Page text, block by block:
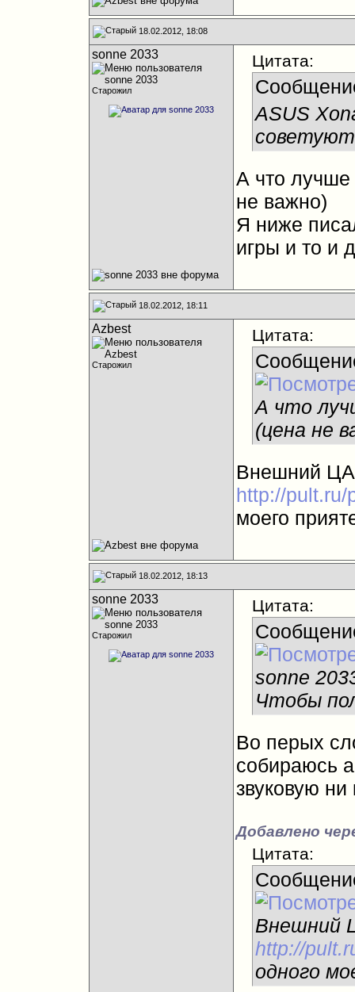
18.02.2012, 18:08
sonne 2033
Старожил
Цитата:
ASUS
советуют
А что лучше
не важно)
Я ниже
игры и то и
18.02.2012, 18:11
Azbest
Старожил
Цитата:
А что
(цена не
Внешний
http://pult.ru/
моего
18.02.2012, 18:13
sonne 2033
Старожил
Цитата:
sonne
Чтобы
Во перых
собираюсь
звуковую ни
Добавлено
Цитата:
Внешний
http://
одного